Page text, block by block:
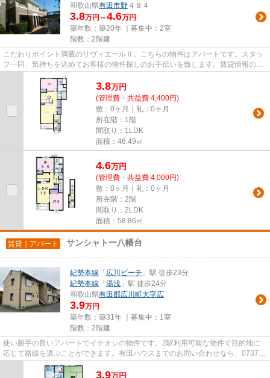
和歌山県有田市野 ４８４
3.8万円～4.6万円
築年数：築20年 ｜募集中： 2室
階数：2階建
こだわりポイント満載のリヴィエールⅡ。こちらの物件はアパートです。スタッ
フ一同、気持ちを込めてお客様の物件探しのお手伝いを致します。賃貸情報のこ
となら、豊富な物件情報を取り...
3.8万円
(管理費・共益費 4,400円)
敷：0ヶ月｜礼：0ヶ月
所在階：1階
間取り：1LDK
面積：46.49㎡
4.6万円
(管理費・共益費 4,000円)
敷：0ヶ月｜礼：0ヶ月
所在階：2階
間取り：2LDK
面積：58.86㎡
賃貸｜アパート サンシャトー八幡台
紀勢本線 「 広川ビーチ 」駅 徒歩23分
紀勢本線 「 湯浅 」駅 徒歩24分
和歌山県有田郡広川町大字広
3.9万円
築年数：築31年 ｜募集中： 1室
階数：2階建
使い勝手の良いアパートでイチオシの物件です。2駅利用可能な物件で目的地に
応じて路線を選ぶことができます。有田ハウスまでのお問い合わせなら、0737-
22-3200から遠慮なくどうぞ。有...
3.9万円